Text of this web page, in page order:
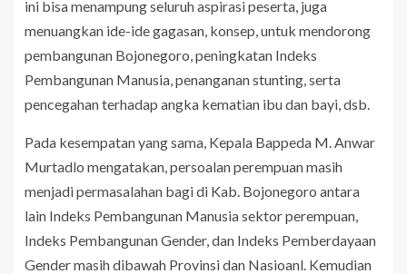
ini bisa menampung seluruh aspirasi peserta, juga
menuangkan ide-ide gagasan, konsep, untuk mendorong
pembangunan Bojonegoro, peningkatan Indeks
Pembangunan Manusia, penanganan stunting, serta
pencegahan terhadap angka kematian ibu dan bayi, dsb.
Pada kesempatan yang sama, Kepala Bappeda M. Anwar
Murtadlo mengatakan, persoalan perempuan masih
menjadi permasalahan bagi di Kab. Bojonegoro antara
lain Indeks Pembangunan Manusia sektor perempuan,
Indeks Pembangunan Gender, dan Indeks Pemberdayaan
Gender masih dibawah Provinsi dan Nasioanl. Kemudian